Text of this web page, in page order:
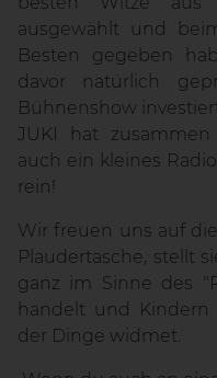
ausgewählt und
Besten gegeben
davor natürlich
Bühnenshow
JUKI hat
auch ein kleines
rein!
Wir freuen uns auf
Plaudertasche, stellt
ganz im Sinne des
handelt und
der Dinge widmet.